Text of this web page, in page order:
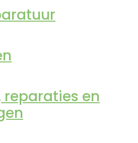
reparaties en